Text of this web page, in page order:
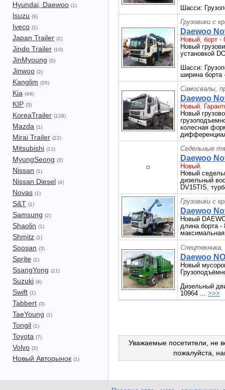
Hyundai, Daewoo (1)
Isuzu (9)
Iveco (1)
Japan Trailer (2)
Jindo Trailer (10)
JinMyoung (5)
Jinwoo (2)
Kanglim (26)
Kia (49)
KIP (3)
KoreaTrailer (128)
Mazda (1)
Mirai Trailer (22)
Mitsubishi (11)
MyungSeong (3)
Nissan (1)
Nissan Diesel (4)
Novas (1)
S&T (1)
Samsung (2)
Shaolin (1)
Shmitz (1)
Soosan (3)
Sprite (1)
SsangYong (21)
Suzuki (4)
Swift (1)
Tabbert (3)
TaeYoung (1)
Tongil (1)
Toyota (7)
Volvo (2)
Новый Авторынок (1)
Шасси:
Грузовики с
Daewoo
Новый, борт -
Новый
установкой
Шасси:
ширина
Самосвалы,
Daewoo
Новый.
Новый
колесная
Седельные
Daewoo
Новый.
Новый
дизельный
DV15TIS,
Грузовики с
Daewoo
Новый
длина борта -
Daewoo
Новый
Дизельный
10964 ... >>>
Уважаемые посетители, не
пожалуйста,